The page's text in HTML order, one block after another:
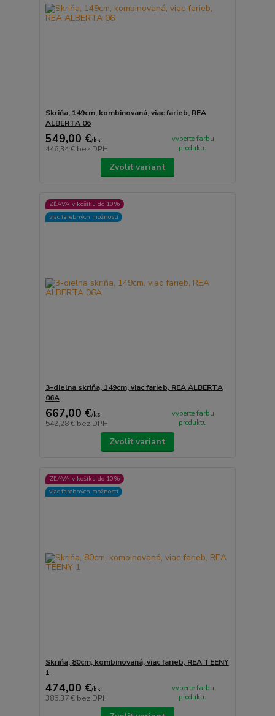
Skriňa, 149cm, kombinovaná, viac farieb, REA
ALBERTA 06
549,00 €/ks
446,34 € bez DPH
vyberte farbu
produktu
Zvoliť variant
ZĽAVA v košíku do 10%
viac farebných možností
3-dielna skriňa, 149cm, viac farieb, REA ALBERTA
06A
667,00 €/ks
542,28 € bez DPH
vyberte farbu
produktu
Zvoliť variant
ZĽAVA v košíku do 10%
viac farebných možností
Skriňa, 80cm, kombinovaná, viac farieb, REA TEENY
1
474,00 €/ks
385,37 € bez DPH
vyberte farbu
produktu